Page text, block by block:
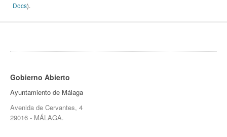
Docs).
Gobierno Abierto
Ayuntamiento de Málaga
Avenida de Cervantes, 4
29016 - MÁLAGA.